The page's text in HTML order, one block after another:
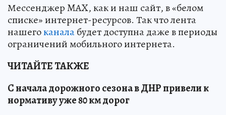
Мессенджер MAX, как и наш сайт, в «белом
списке» интернет-ресурсов. Так что лента
нашегоканалабудет доступна даже в периоды
ограничений мобильного интернета.
ЧИТАЙТЕ ТАКЖЕ
С начала дорожного сезона в ДНР привели к
нормативу уже 80 км дорог